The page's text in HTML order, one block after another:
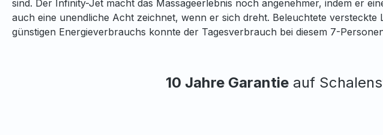
sind. Der Infinity-Jet macht das Massageerlebnis noch angenehmer, indem er
auch eine unendliche Acht zeichnet, wenn er sich dreht. Beleuchtete
günstigen Energieverbrauchs konnte der Tagesverbrauch bei diesem 7-
10 Jahre Garantie auf